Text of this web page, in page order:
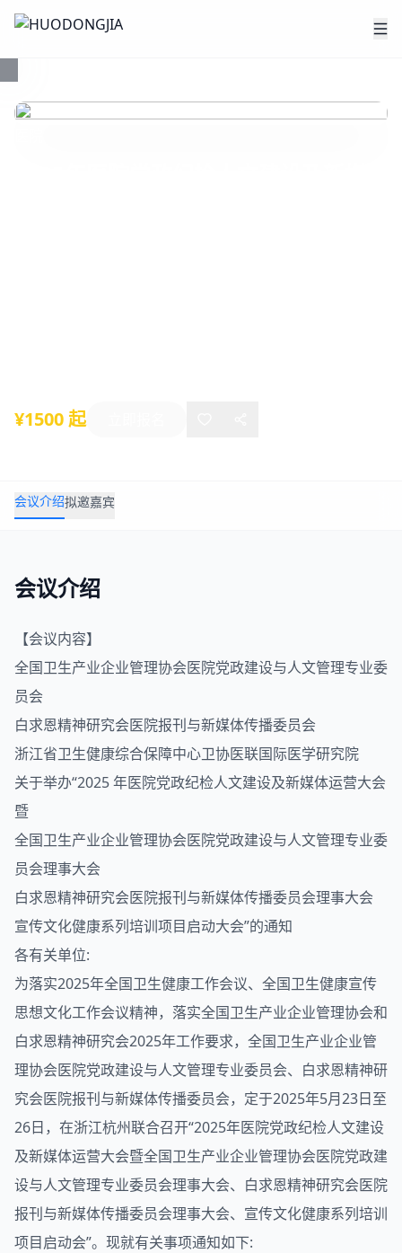
¥1500 起
会议介绍拟邀嘉宾
会议介绍
【会议内容】
全国卫生产业企业管理协会医院党政建设与人文管理专业委
员会
白求恩精神研究会医院报刊与新媒体传播委员会
浙江省卫生健康综合保障中心卫协医联国际医学研究院
关于举办“2025 年医院党政纪检人文建设及新媒体运营大会
暨
全国卫生产业企业管理协会医院党政建设与人文管理专业委
员会理事大会
白求恩精神研究会医院报刊与新媒体传播委员会理事大会
宣传文化健康系列培训项目启动大会”的通知
各有关单位:
为落实2025年全国卫生健康工作会议、全国卫生健康宣传
思想文化工作会议精神，落实全国卫生产业企业管理协会和
白求恩精神研究会2025年工作要求，全国卫生产业企业管
理协会医院党政建设与人文管理专业委员会、白求恩精神研
究会医院报刊与新媒体传播委员会，定于2025年5月23日至
26日，在浙江杭州联合召开“2025年医院党政纪检人文建设
及新媒体运营大会暨全国卫生产业企业管理协会医院党政建
设与人文管理专业委员会理事大会、白求恩精神研究会医院
报刊与新媒体传播委员会理事大会、宣传文化健康系列培训
项目启动会”。现就有关事项通知如下: